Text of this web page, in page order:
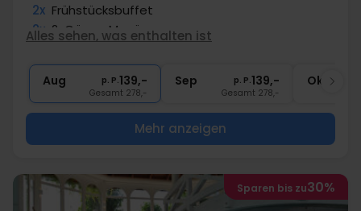
2x Frühstücksbuffet
2x 2-Gänge Menü
∞ Gratis Internet
Alles sehen, was enthalten ist
Aug p. P.139,-
Gesamt 278,-
Sep p. P.139,-
Gesamt 278,-
Okt
Mehr anzeigen
Sparen bis zu30%